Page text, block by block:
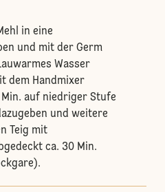
in eine
und mit der Germ
Wasser
dem Handmixer
auf niedriger Stufe
und weitere
Teig mit
ca. 30 Min.